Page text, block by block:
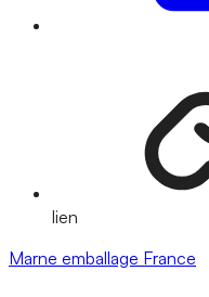
lien
Marne emballage France